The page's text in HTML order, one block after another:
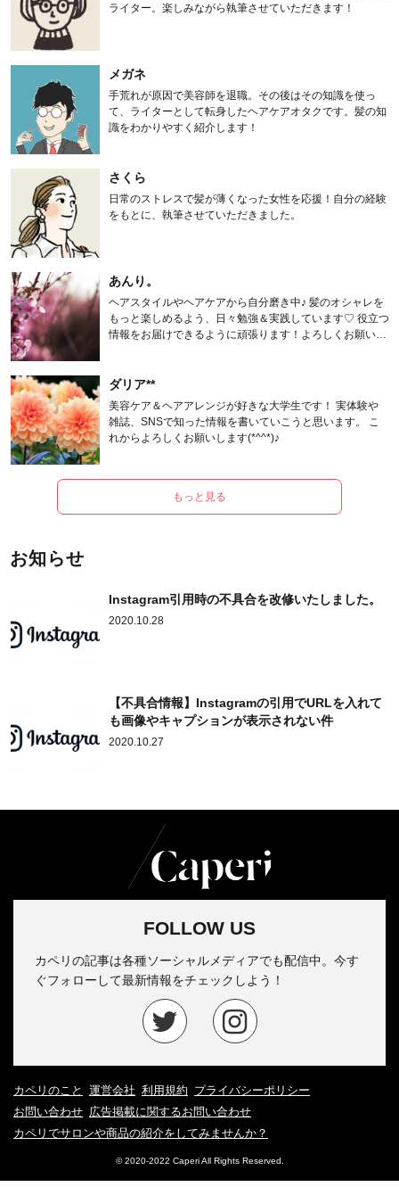
ライター。楽しみながら執筆させていただきます！
メガネ
手荒れが原因で美容師を退職。その後はその知識を使っ
て、ライターとして転身したヘアケアオタクです。髪の知
識をわかりやすく紹介します！
さくら
日常のストレスで髪が薄くなった女性を応援！自分の経験
をもとに、執筆させていただきました。
あんり。
ヘアスタイルやヘアケアから自分磨き中♪ 髪のオシャレを
もっと楽しめるよう、日々勉強＆実践しています♡ 役立つ
情報をお届けできるように頑張ります！よろしくお願いし
ダリア**
美容ケア＆ヘアアレンジが好きな大学生です！ 実体験や
雑誌、SNSで知った情報を書いていこうと思います。 こ
れからよろしくお願いします(*^^*)♪
もっと見る
お知らせ
Instagram引用時の不具合を改修いたしました。
2020.10.28
【不具合情報】Instagramの引用でURLを入れて
も画像やキャプションが表示されない件
2020.10.27
FOLLOW US
カペリの記事は各種ソーシャルメディアでも配信中。今す
ぐフォローして最新情報をチェックしよう！
カペリのこと 運営会社 利用規約 プライバシーポリシー
お問い合わせ 広告掲載に関するお問い合わせ
カペリでサロンや商品の紹介をしてみませんか？
© 2020-2022 Caperi All Rights Reserved.